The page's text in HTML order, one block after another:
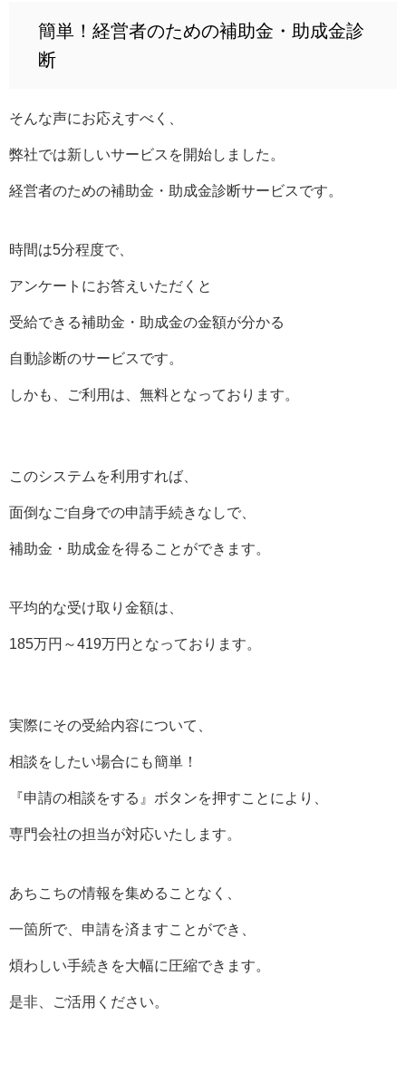
簡単！経営者のための補助金・助成金診
断
そんな声にお応えすべく、
弊社では新しいサービスを開始しました。
経営者のための補助金・助成金診断サービスです。
時間は5分程度で、
アンケートにお答えいただくと
受給できる補助金・助成金の金額が分かる
自動診断のサービスです。
しかも、ご利用は、無料となっております。
このシステムを利用すれば、
面倒なご自身での申請手続きなしで、
補助金・助成金を得ることができます。
平均的な受け取り金額は、
185万円～419万円となっております。
実際にその受給内容について、
相談をしたい場合にも簡単！
『申請の相談をする』ボタンを押すことにより、
専門会社の担当が対応いたします。
あちこちの情報を集めることなく、
一箇所で、申請を済ますことができ、
煩わしい手続きを大幅に圧縮できます。
是非、ご活用ください。